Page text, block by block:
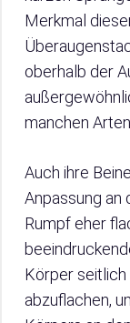
Merkmal
oberhalb der
manchen
Auch ihre
Anpassung an
Rumpf eher
Körper
abzuflachen,